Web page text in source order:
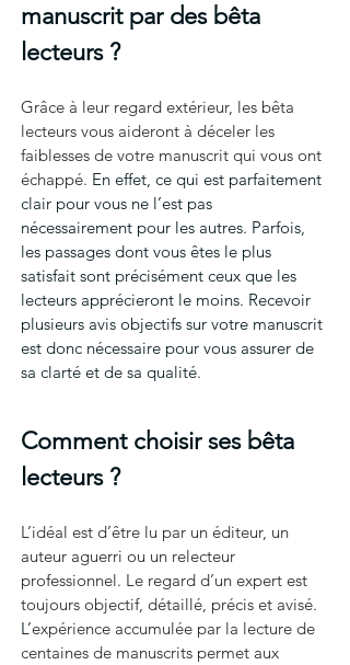
manuscrit par des bêta
lecteurs ?
Grâce à leur regard extérieur, les bêta
lecteurs vous aideront à déceler les
faiblesses de votre manuscrit qui vous ont
échappé. En effet, ce qui est parfaitement
clair pour vous ne l’est pas
nécessairement pour les autres. Parfois,
les passages dont vous êtes le plus
satisfait sont précisément ceux que les
lecteurs apprécieront le moins. Recevoir
plusieurs avis objectifs sur votre manuscrit
est donc nécessaire pour vous assurer de
sa clarté et de sa qualité.
Comment choisir ses bêta
lecteurs ?
L’idéal est d’être lu par un éditeur, un
auteur aguerri ou un relecteur
professionnel. Le regard d’un expert est
toujours objectif, détaillé, précis et avisé.
L’expérience accumulée par la lecture de
centaines de manuscrits permet aux